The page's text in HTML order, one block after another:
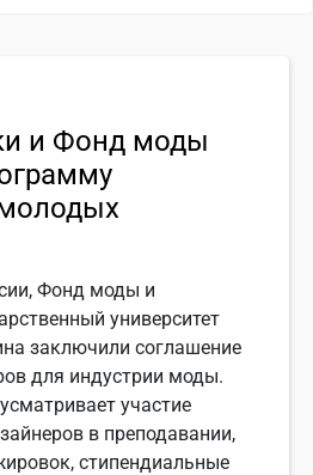
и Фонд моды
Фонд моды и
университет
заключили соглашение
для индустрии моды.
участие
в преподавании,
стипендиальные